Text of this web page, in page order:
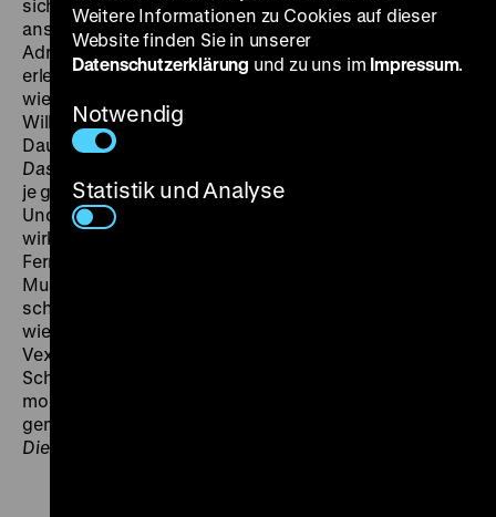
sich um die Massenwanderung deutscher Urlauber
ans Mittelmeer, in diesem Falle an die oberitalienische
Adriaküste. Geschildert wird das Treiben einiger
erlebnishungriger Touristen. Uwe Friedrichsen spielt
wieder den Vergnügungen zugeneigten Friseurgehilfen
Willi Kress aus Schönes Wochenende
Dautzenberg den dumpfen Angestellten Erich Abt aus
Das Glück läuft hinterher
je gab“, urteilteepd Kirche und Fernsehen
Und
Die Welt
wirklichkeits- und komödienbegabten deutschen
Fernsehautoren“. „
Musterbeispiel nennen können für eine Sparte, die
schon verlorengegeben war und gerade
wiedererfunden wird: das Volksstück, das sich, im
Vexierspiel menschlicher Schwächen, quer durch alle
Schichten und Schichtungen der Gesellschaft als
moderne ‚Comédie humaine‘ und – dem neuen Auftrag
gemäß – als ein Stück Tele-Welttheater begreift.“ (A.M.,
Die Welt
Weitere Informationen zu Cookies auf dieser
Website finden Sie in unserer
Datenschutzerklärung und zu uns im Impressum.
Notwendig
Statistik und Analyse